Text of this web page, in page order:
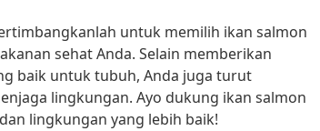
untuk memilih ikan salmon
sehat Anda. Selain memberikan
baik untuk tubuh, Anda juga turut
lingkungan. Ayo dukung ikan salmon
lingkungan yang lebih baik!